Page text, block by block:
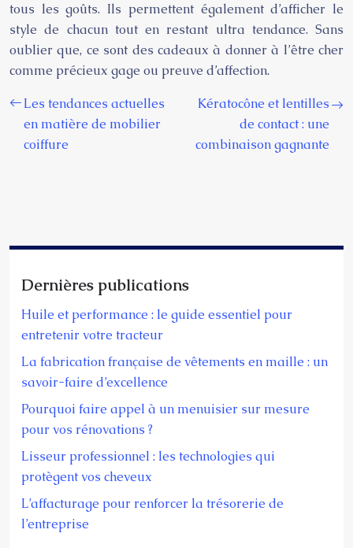
tous les goûts. Ils permettent également d’afficher le
style de chacun tout en restant ultra tendance. Sans
oublier que, ce sont des cadeaux à donner à l’être cher
comme précieux gage ou preuve d’affection.
Les tendances actuelles
en matière de mobilier
coiffure
Kératocône et lentilles
de contact : une
combinaison gagnante
Dernières publications
Huile et performance : le guide essentiel pour
entretenir votre tracteur
La fabrication française de vêtements en maille : un
savoir-faire d’excellence
Pourquoi faire appel à un menuisier sur mesure
pour vos rénovations ?
Lisseur professionnel : les technologies qui
protègent vos cheveux
L’affacturage pour renforcer la trésorerie de
l’entreprise